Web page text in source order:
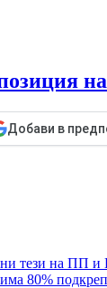
Добави в
тези на ПП
80%